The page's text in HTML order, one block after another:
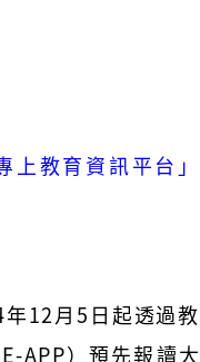
上教育資訊平台」
12月5日起透過教
E-APP）預先報讀大